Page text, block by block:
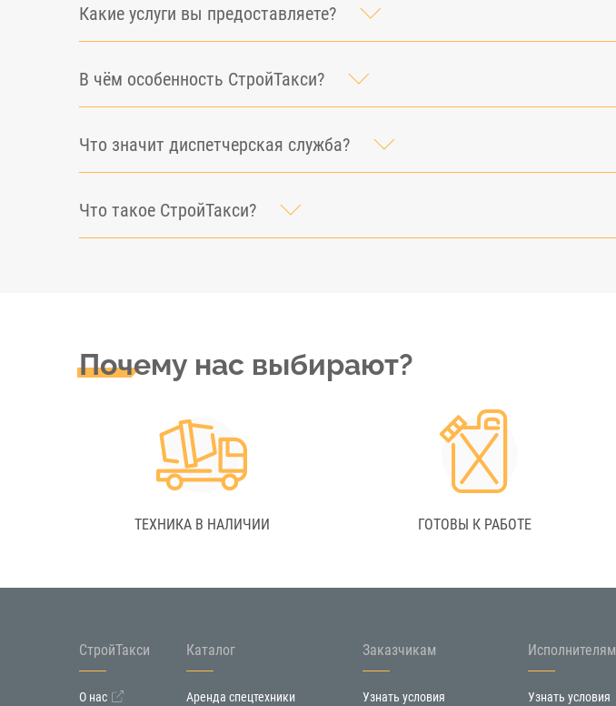
Какие услуги вы предоставляете?
В чём особенность СтройТакси?
Что значит диспетчерская служба?
Что такое СтройТакси?
Почему нас выбирают?
ТЕХНИКА В НАЛИЧИИ ГОТОВЫ К РАБОТЕ
СтройТакси
О нас
Каталог
Аренда спецтехники
Заказчикам
Узнать условия
Исполнителям
Узнать условия